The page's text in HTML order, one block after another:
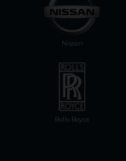
Rolls-Royce
Nissan